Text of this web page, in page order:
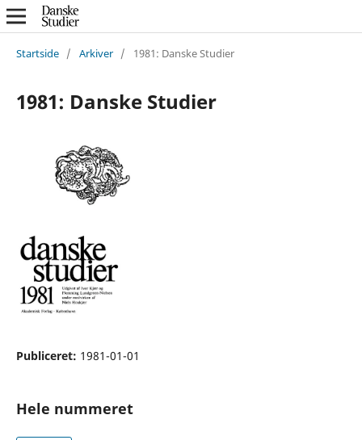
Startside / Arkiver / 1981: Danske Studier
1981: Danske Studier
Publiceret: 1981-01-01
Hele nummeret